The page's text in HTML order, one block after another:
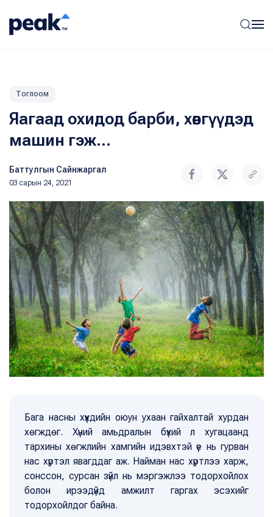
Тоглоом
Яагаад охидод барби, хөвгүүдэд
машин гэж...
Баттулгын Сайнжаргал
03 сарын 24, 2021
Бага насны хүүхдийн оюун ухаан гайхалтай хурдан
хөгждөг. Хүний амьдралын бүхий л хугацаанд
тархины хөгжлийн хамгийн идэвхтэй үе нь гурван
нас хүртэл явагддаг аж. Найман нас хүртлээ харж,
сонссон, сурсан зүйл нь мэргэжлээ тодорхойлох
болон ирээдүйд амжилт гаргах эсэхийг
тодорхойлдог байна.